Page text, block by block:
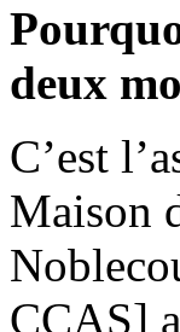
deux
C’est
Maison
CCAS]